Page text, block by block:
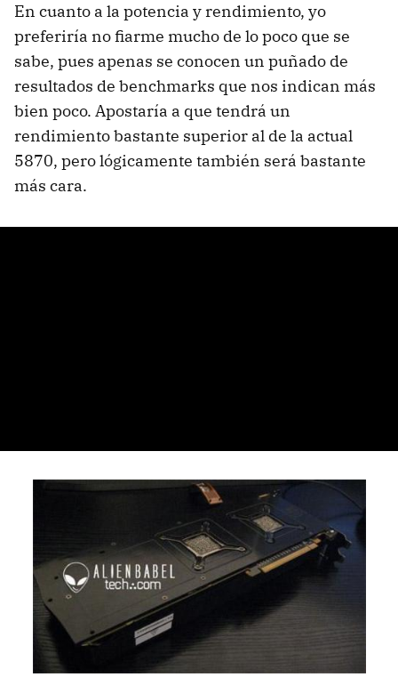
En cuanto a la potencia y rendimiento, yo
preferiría no fiarme mucho de lo poco que se
sabe, pues apenas se conocen un puñado de
resultados de benchmarks que nos indican más
bien poco. Apostaría a que tendrá un
rendimiento bastante superior al de la actual
5870, pero lógicamente también será bastante
más cara.